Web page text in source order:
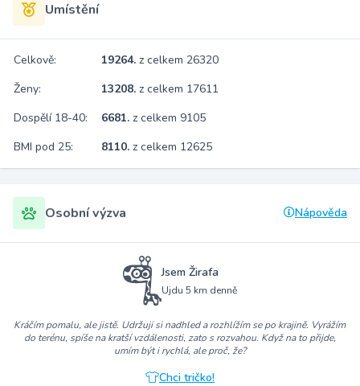
Umístění
Celkově: 19264. z celkem 26320
Ženy:
13208. z celkem 17611
Dospělí 18-40:
6681. z celkem 9105
BMI pod 25:
8110. z celkem 12625
Osobní výzva Nápověda
Jsem Žirafa
Ujdu 5 km denně
Kráčím pomalu, ale jistě. Udržuji si nadhled a rozhlížím se po krajině. Vyrážím
do terénu, spíše na kratší vzdálenosti, zato s rozvahou. Když na to přijde,
umím být i rychlá, ale proč, že?
Chci tričko!